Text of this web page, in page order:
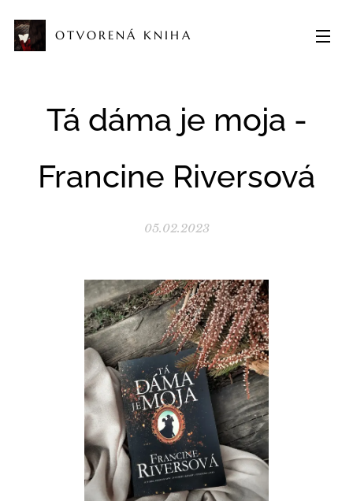
OTVORENÁ KNIHA
Tá dáma je moja -
Francine Riversová
05.02.2023